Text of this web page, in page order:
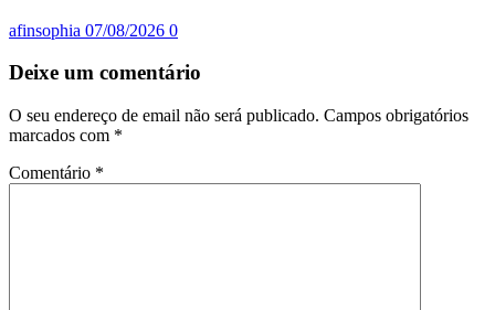
afinsophia 07/08/2026 0
Deixe um comentário
O seu endereço de email não será publicado. Campos obrigatórios
marcados com *
Comentário *